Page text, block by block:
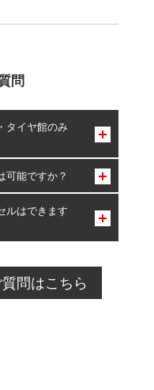
問
タイヤ館のみ
ります。
可能ですか？
す。
限り、同時にご予約が
ルはできます
ている場合のご予約
接ご予約の店舗まで
問はこちら